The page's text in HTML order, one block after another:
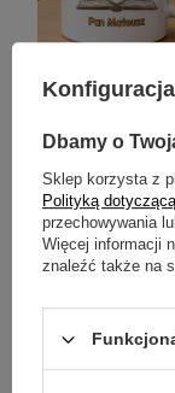
nauczycielki /
języka polskiego
22,50 zł / szt.
Dbamy o
Sklep korzysta z
Polityką
przechowywania
Więcej informacji
znaleźć także na